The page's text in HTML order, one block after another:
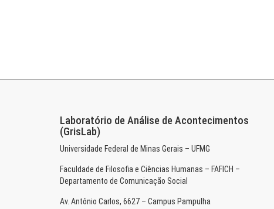
Laboratório de Análise de Acontecimentos
(GrisLab)
Universidade Federal de Minas Gerais – UFMG
Faculdade de Filosofia e Ciências Humanas – FAFICH –
Departamento de Comunicação Social
Av. Antônio Carlos, 6627 – Campus Pampulha